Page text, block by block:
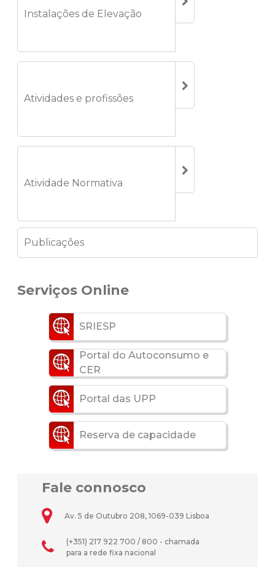
Instalações de Elevação
Atividades e profissões
Atividade Normativa
Publicações
Serviços Online
SRIESP
Portal do Autoconsumo e
CER
Portal das UPP
Reserva de capacidade
Fale connosco
Av. 5 de Outubro 208, 1069-039 Lisboa
(+351) 217 922 700 / 800 - chamada
para a rede fixa nacional